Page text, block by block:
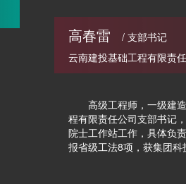
高春雷
/ 支部书记
云南建投基础工程有限责
高级工程师，一级建造
程有限责任公司支部书记
院士工作站工作，具体负
报省级工法8项，获集团科